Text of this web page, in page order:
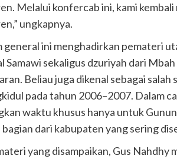
Melalui konfercab ini, kami
ungkapnya.
general ini menghadirkan pemateri
Samawi sekaligus dzuriyah dari
Beliau juga dikenal sebagai
pada tahun 2006–2007. Dalam
waktu khusus hanya untuk
dari kabupaten yang sering
yang disampaikan, Gus